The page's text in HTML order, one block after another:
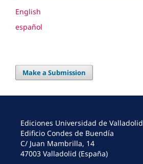
English
español
Make a Submission
Ediciones Universidad de Valladolid
Edificio Condes de Buendía
C/ Juan Mambrilla, 14
47003 Valladolid (España)